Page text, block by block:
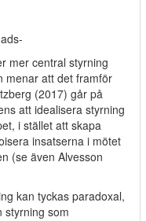
mer central styrning
menar att det framför
(2017) går på
att idealisera styrning
i stället att skapa
insatserna i mötet
(se även Alvesson
kan tyckas paradoxal,
styrning som